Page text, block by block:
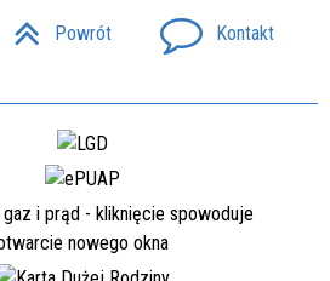
Powrót Kontakt